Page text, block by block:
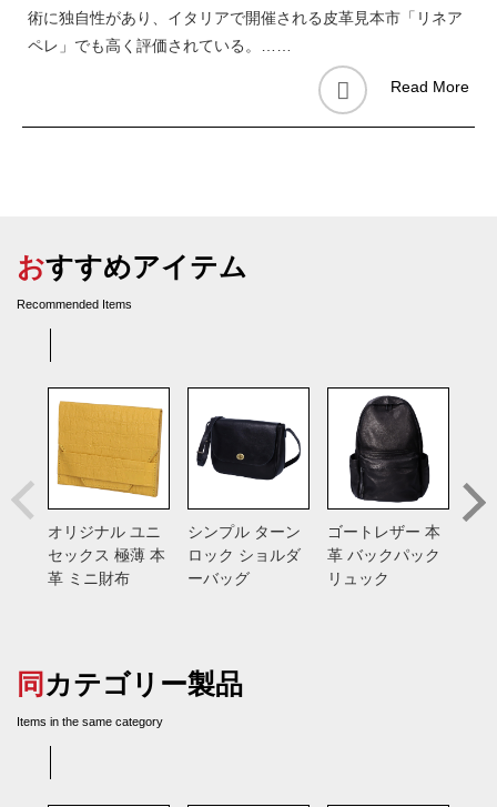
術に独自性があり、イタリアで開催される皮革見本市「リネア
ペレ」でも高く評価されている。……
Read More
おすすめアイテム
Recommended Items
オリジナル ユニ
セックス 極薄 本
革 ミニ財布
シンプル ターン
ロック ショルダ
ーバッグ
ゴートレザー 本
革 バックパック
リュック
同カテゴリー製品
Items in the same category